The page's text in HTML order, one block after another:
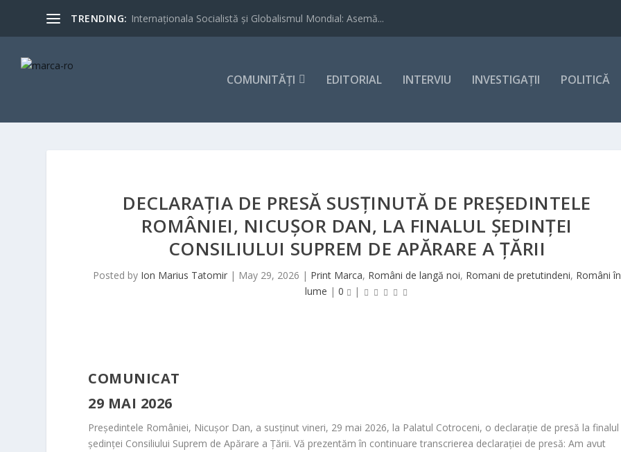
TRENDING: Internaționala Socialistă și Globalismul Mondial: Asemă...
COMUNITĂȚI EDITORIAL INTERVIU INVESTIGAȚII POLITICĂ
DECLARAȚIA DE PRESĂ SUSȚINUTĂ DE PREȘEDINTELE
ROMÂNIEI, NICUȘOR DAN, LA FINALUL ȘEDINȚEI
CONSILIULUI SUPREM DE APĂRARE A ȚĂRII
Posted by Ion Marius Tatomir| May 29, 2026 | Print Marca, Români de langă noi, Romani de pretutindeni, Români în
lume |0 |
COMUNICAT
29 MAI 2026
Președintele României, Nicușor Dan, a susținut vineri, 29 mai 2026, la Palatul Cotroceni, o declarație de presă la finalul
ședinței Consiliului Suprem de Apărare a Țării. Vă prezentăm în continuare transcrierea declarației de presă: Am avut